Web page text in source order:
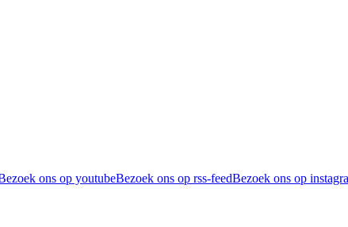
ons op youtubeBezoek ons op rss-feedBezoek ons op